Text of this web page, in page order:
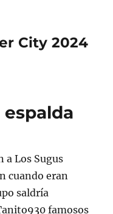
City 2024
a Los Sugus
cuando eran
saldría
famosos